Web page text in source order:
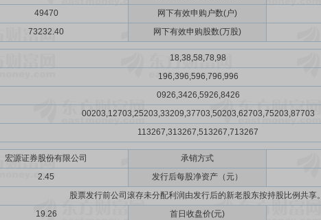
49470 网下有效申购户数(户)
73232.40 网下有效申购股数(万股)
18,38,58,78,98
196,396,596,796,996
0926,3426,5926,8426
00203,12703,25203,33209,37703,50203,62703,75203,87703
113267,313267,513267,713267
宏源证券股份有限公司 承销方式
2.45 发行后每股净资产（元）
股票发行前公司滚存未分配利润由发行后的新老股东按持股比例共享。
19.26 首日收盘价(元)